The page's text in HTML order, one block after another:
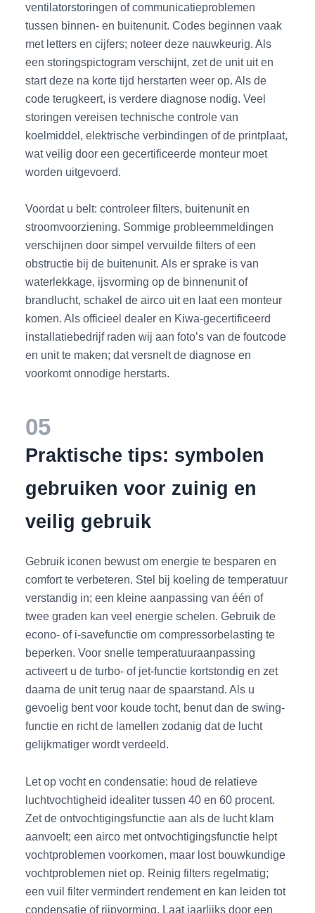
ventilatorstoringen of communicatieproblemen
tussen binnen- en buitenunit. Codes beginnen vaak
met letters en cijfers; noteer deze nauwkeurig. Als
een storingspictogram verschijnt, zet de unit uit en
start deze na korte tijd herstarten weer op. Als de
code terugkeert, is verdere diagnose nodig. Veel
storingen vereisen technische controle van
koelmiddel, elektrische verbindingen of de printplaat,
wat veilig door een gecertificeerde monteur moet
worden uitgevoerd.
Voordat u belt: controleer filters, buitenunit en
stroomvoorziening. Sommige probleemmeldingen
verschijnen door simpel vervuilde filters of een
obstructie bij de buitenunit. Als er sprake is van
waterlekkage, ijsvorming op de binnenunit of
brandlucht, schakel de airco uit en laat een monteur
komen. Als officieel dealer en Kiwa-gecertificeerd
installatiebedrijf raden wij aan foto’s van de foutcode
en unit te maken; dat versnelt de diagnose en
voorkomt onnodige herstarts.
05
Praktische tips: symbolen
gebruiken voor zuinig en
veilig gebruik
Gebruik iconen bewust om energie te besparen en
comfort te verbeteren. Stel bij koeling de temperatuur
verstandig in; een kleine aanpassing van één of
twee graden kan veel energie schelen. Gebruik de
econo- of i-savefunctie om compressorbelasting te
beperken. Voor snelle temperatuuraanpassing
activeert u de turbo- of jet-functie kortstondig en zet
daarna de unit terug naar de spaarstand. Als u
gevoelig bent voor koude tocht, benut dan de swing-
functie en richt de lamellen zodanig dat de lucht
gelijkmatiger wordt verdeeld.
Let op vocht en condensatie: houd de relatieve
luchtvochtigheid idealiter tussen 40 en 60 procent.
Zet de ontvochtigingsfunctie aan als de lucht klam
aanvoelt; een airco met ontvochtigingsfunctie helpt
vochtproblemen voorkomen, maar lost bouwkundige
vochtproblemen niet op. Reinig filters regelmatig;
een vuil filter vermindert rendement en kan leiden tot
condensatie of rijpvorming. Laat jaarlijks door een